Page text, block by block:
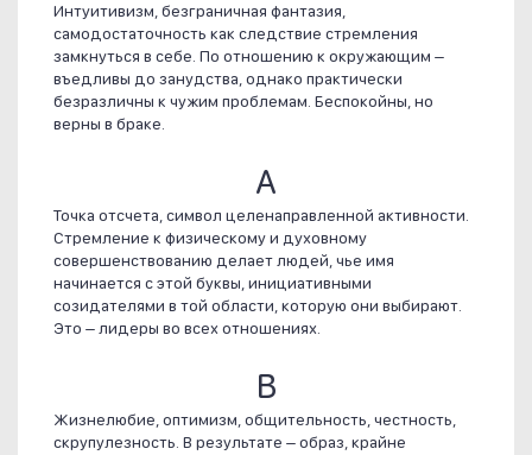
Интуитивизм, безграничная фантазия,
самодостаточность как следствие стремления
замкнуться в себе. По отношению к окружающим –
въедливы до занудства, однако практически
безразличны к чужим проблемам. Беспокойны, но
верны в браке.
А
Точка отсчета, символ целенаправленной активности.
Стремление к физическому и духовному
совершенствованию делает людей, чье имя
начинается с этой буквы, инициативными
созидателями в той области, которую они выбирают.
Это – лидеры во всех отношениях.
В
Жизнелюбие, оптимизм, общительность, честность,
скрупулезность. В результате – образ, крайне